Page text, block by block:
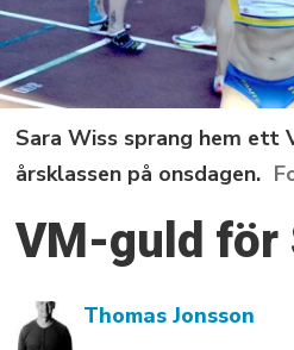
Sara Wiss sprang hem ett
årsklassen på onsdagen.
VM-guld för
Thomas Jonsson